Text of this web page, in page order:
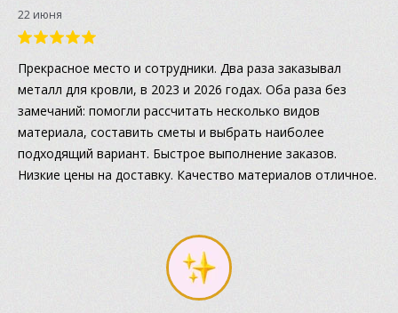
22 июня
Прекрасное место и сотрудники. Два раза заказывал
металл для кровли, в 2023 и 2026 годах. Оба раза без
замечаний: помогли рассчитать несколько видов
материала, составить сметы и выбрать наиболее
подходящий вариант. Быстрое выполнение заказов.
Низкие цены на доставку. Качество материалов отличное.